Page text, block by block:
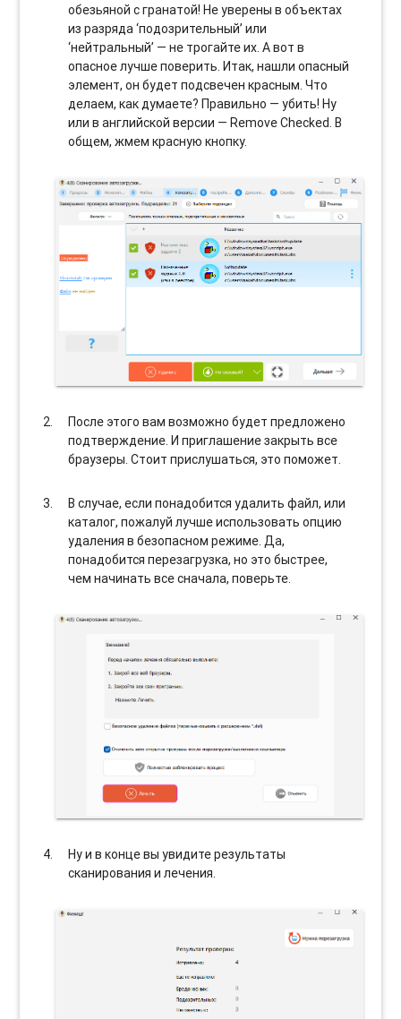
обезьяной с гранатой! Не уверены в объектах
из разряда ‘подозрительный’ или
‘нейтральный’ — не трогайте их. А вот в
опасное лучше поверить. Итак, нашли опасный
элемент, он будет подсвечен красным. Что
делаем, как думаете? Правильно — убить! Ну
или в английской версии — Remove Checked. В
общем, жмем красную кнопку.
После этого вам возможно будет предложено
подтверждение. И приглашение закрыть все
браузеры. Стоит прислушаться, это поможет.
В случае, если понадобится удалить файл, или
каталог, пожалуй лучше использовать опцию
удаления в безопасном режиме. Да,
понадобится перезагрузка, но это быстрее,
чем начинать все сначала, поверьте.
Ну и в конце вы увидите результаты
сканирования и лечения.